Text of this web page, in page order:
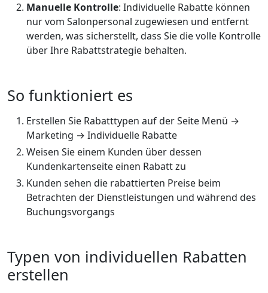
Manuelle Kontrolle: Individuelle Rabatte können
nur vom Salonpersonal zugewiesen und entfernt
werden, was sicherstellt, dass Sie die volle Kontrolle
über Ihre Rabattstrategie behalten.
So funktioniert es
Erstellen Sie Rabatttypen auf der Seite Menü →
Marketing → Individuelle Rabatte
Weisen Sie einem Kunden über dessen
Kundenkartenseite einen Rabatt zu
Kunden sehen die rabattierten Preise beim
Betrachten der Dienstleistungen und während des
Buchungsvorgangs
Typen von individuellen Rabatten
erstellen